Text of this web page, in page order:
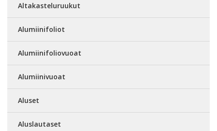
Altakasteluruukut
Alumiinifoliot
Alumiinifoliovuoat
Alumiinivuoat
Aluset
Aluslautaset